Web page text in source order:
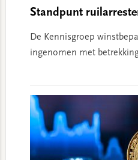
Standpunt
De Kennisgroep
ingenomen met